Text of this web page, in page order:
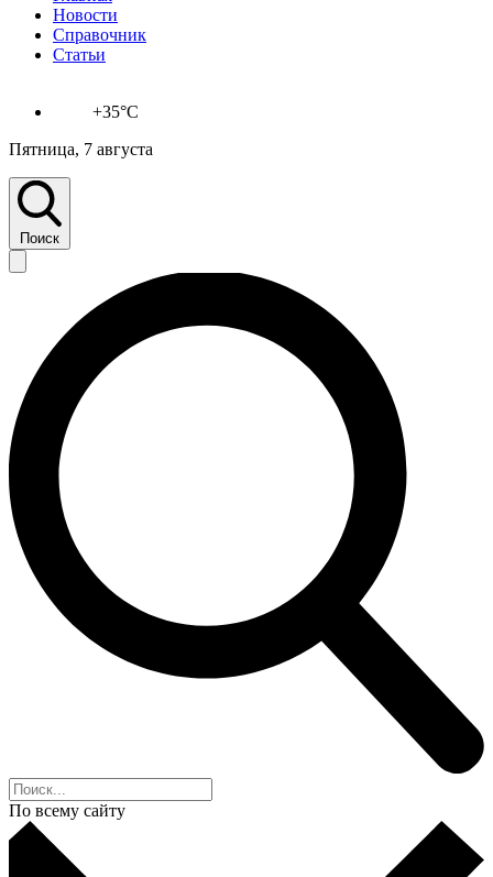
Новости
Справочник
Статьи
+35°C
Пятница, 7 августа
Поиск
По всему сайту